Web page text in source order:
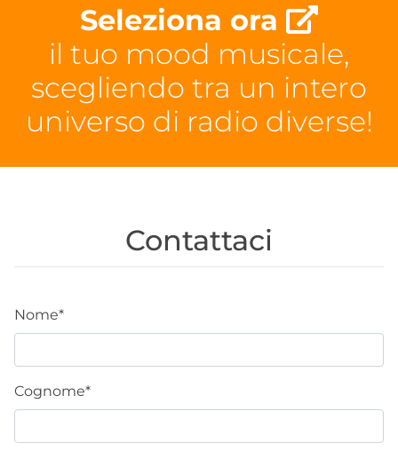
Seleziona ora
il tuo mood musicale,
scegliendo tra un intero
universo di radio diverse!
Contattaci
Nome*
Cognome*